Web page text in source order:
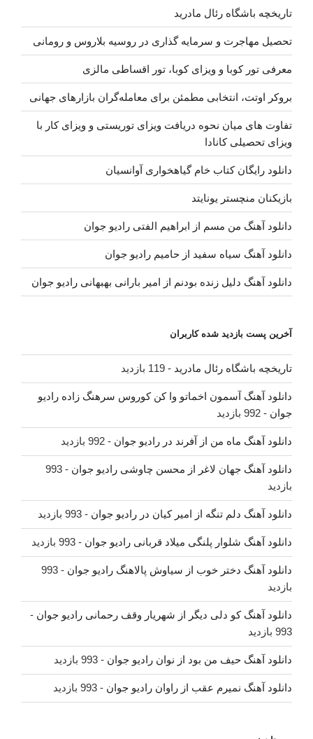
تاریخچه باشگاه رئال مادرید
تحصیل مهاجرت و سرمایه گذاری در روسیه بلاروس و رومانی
معرفی تور کوبا و ویزای کوبا، تور اقساطی مالزی
بروکر اوتت، انتخابی مطمئن برای معامله‌گران بازارهای جهانی
تفاوت های میان نحوه دریافت ویزای توریستی و ویزای کار با
ویزای تحصیلی کانادا
دانلود رایگان کتاب خام گیاهخواری آوانسیان
بازیکنان منچستر یونایتد
دانلود آهنگ من مسم از ابراهیم الفتی رادیو جوان
دانلود آهنگ سیاه سفید از حامیم رادیو جوان
دانلود آهنگ دلیل زنده بودنم از امیر بارانی بهبهانی رادیو جوان
آخرین پست بازدید شده کاربران
تاریخچه باشگاه رئال مادرید - 119 بازدید
دانلود آهنگ آسمون اخماتو وا کن کوروس سرهنگ زاده رادیو
جوان - 992 بازدید
دانلود آهنگ ماه من از آفرند در رادیو جوان - 992 بازدید
دانلود آهنگ جهان لاغر از محسن چاوشی رادیو جوان
- 993
بازدید
دانلود آهنگ دلم تنگه از امیر کیان در رادیو جوان - 993 بازدید
دانلود آهنگ شلوار پلنگی میلاد قربانی رادیو جوان - 993 بازدید
دانلود آهنگ دختر خوب از سیاوش پالاهنگ رادیو جوان
- 993
بازدید
دانلود آهنگ کو دلی دیگر از شهریار وقف رحمانی رادیو جوان -
993 بازدید
دانلود آهنگ حیف من بود از نوان رادیو جوان - 993 بازدید
دانلود آهنگ نمیرم عقب از راوان رادیو جوان - 993 بازدید